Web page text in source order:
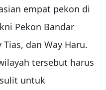
empat pekon di
Pekon Bandar
dan Way Haru.
tersebut harus
untuk